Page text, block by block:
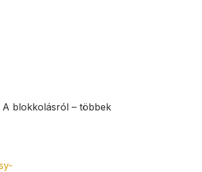
A blokkolásról – többek